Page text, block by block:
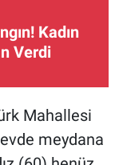
Kadın
Verdi
Mahallesi
meydana